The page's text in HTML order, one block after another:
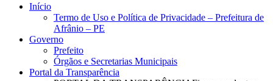
Close
Início
Termo de Uso e Política de Privacidade – Prefeitura de
Afrânio – PE
Governo
Prefeito
Órgãos e Secretarias Municipais
Portal da Transparência